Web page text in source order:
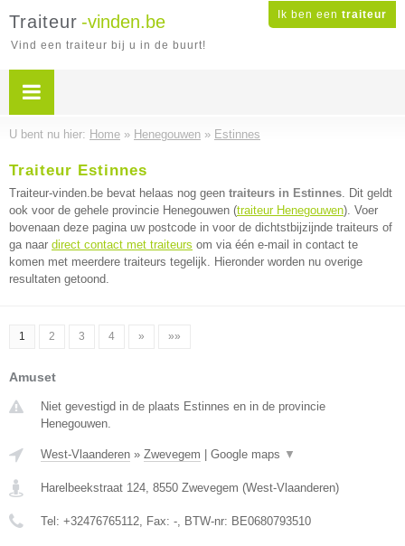
Ik ben een traiteur
Traiteur -vinden.be
Vind een traiteur bij u in de buurt!
U bent nu hier: Home » Henegouwen » Estinnes
Traiteur Estinnes
Traiteur-vinden.be bevat helaas nog geen traiteurs in Estinnes. Dit geldt
ook voor de gehele provincie Henegouwen (traiteur Henegouwen). Voer
bovenaan deze pagina uw postcode in voor de dichtstbijzijnde traiteurs of
ga naar direct contact met traiteurs om via één e-mail in contact te
komen met meerdere traiteurs tegelijk. Hieronder worden nu overige
resultaten getoond.
1 2 3 4 » »»
Amuset
Niet gevestigd in de plaats Estinnes en in de provincie
Henegouwen.
West-Vlaanderen » Zwevegem Google maps ▼
Harelbeekstraat 124, 8550 Zwevegem (West-Vlaanderen)
Tel: +32476765112, Fax: -, BTW-nr: BE0680793510